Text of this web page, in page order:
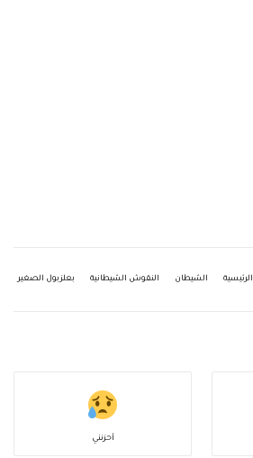
الرئيسية الشيطان النقوش الشيطانية بعلزبول الصغير
أحزنني